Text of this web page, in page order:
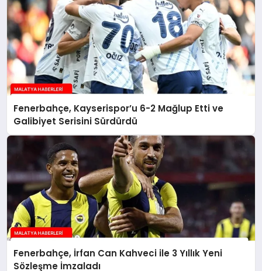
Fenerbahçe, Kayserispor’u 6-2 Mağlup Etti ve
Galibiyet Serisini Sürdürdü
Fenerbahçe, İrfan Can Kahveci ile 3 Yıllık Yeni
Sözleşme İmzaladı